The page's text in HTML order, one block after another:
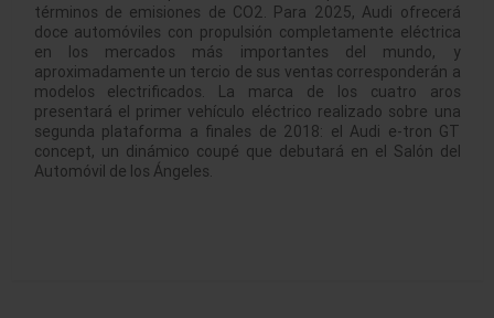
términos de emisiones de CO2. Para 2025, Audi ofrecerá
doce automóviles con propulsión completamente eléctrica
en los mercados más importantes del mundo, y
aproximadamente un tercio de sus ventas corresponderán a
modelos electrificados. La marca de los cuatro aros
presentará el primer vehículo eléctrico realizado sobre una
segunda plataforma a finales de 2018: el Audi e-tron GT
concept, un dinámico coupé que debutará en el Salón del
Automóvil de los Ángeles.